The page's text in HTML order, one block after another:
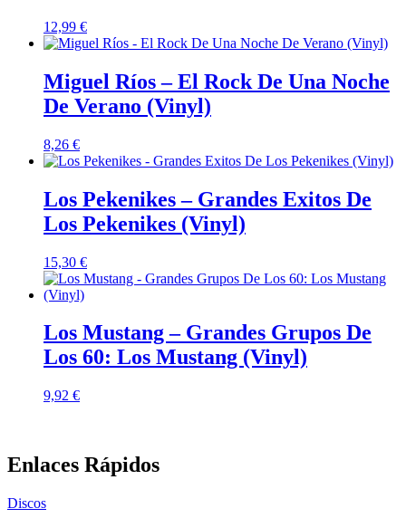
12,99 €
Miguel Ríos – El Rock De Una Noche
De Verano (Vinyl)
8,26 €
Los Pekenikes – Grandes Exitos De
Los Pekenikes (Vinyl)
15,30 €
Los Mustang – Grandes Grupos De
Los 60: Los Mustang (Vinyl)
9,92 €
Enlaces Rápidos
Discos